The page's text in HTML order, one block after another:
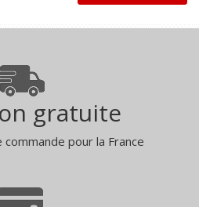
gratuite
pour la France